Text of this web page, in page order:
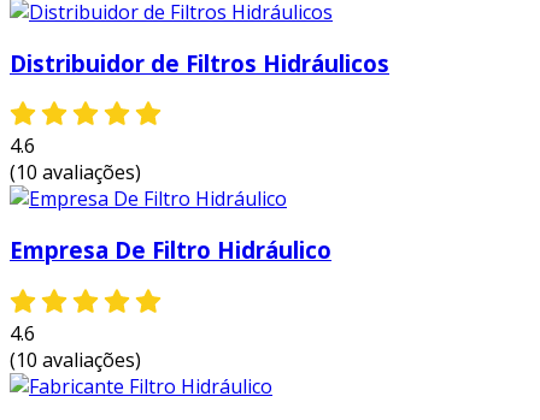
Distribuidor de Filtros Hidráulicos
4.6
(10 avaliações)
Empresa De Filtro Hidráulico
4.6
(10 avaliações)